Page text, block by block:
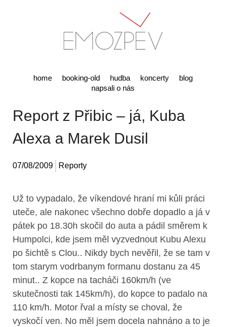
home booking-old hudba koncerty
blog
napsali o nás
Report z Přibic – já, Kuba
Alexa a Marek Dusil
07/08/2009 Reporty
Už to vypadalo, že víkendové hraní mi kůli práci
uteče, ale nakonec všechno dobře dopadlo a já v
pátek po 18.30h skočil do auta a pádil směrem k
Humpolci, kde jsem měl vyzvednout Kubu Alexu
po šichtě s Clou.. Nikdy bych nevěřil, že se tam v
tom starym vodrbanym formanu dostanu za 45
minut.. Z kopce na tacháči 160km/h (ve
skutečnosti tak 145km/h), do kopce to padalo na
110 km/h. Motor řval a místy se choval, že
vyskočí ven. No měl jsem docela nahnáno a to je